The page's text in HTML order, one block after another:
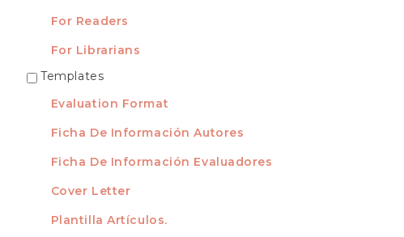
For Readers
For Librarians
TEMPLATES
Templates
Evaluation Format
Ficha De Información Autores
Ficha De Información Evaluadores
Cover Letter
Plantilla Artículos.